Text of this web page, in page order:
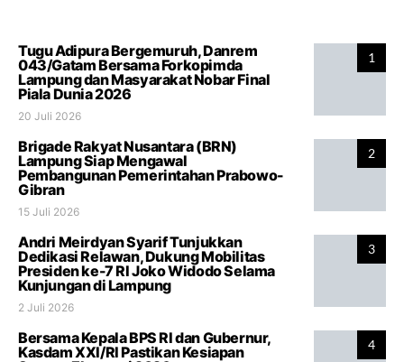
1
Tugu Adipura Bergemuruh, Danrem
043/Gatam Bersama Forkopimda
Lampung dan Masyarakat Nobar Final
Piala Dunia 2026
20 Juli 2026
2
Brigade Rakyat Nusantara (BRN)
Lampung Siap Mengawal
Pembangunan Pemerintahan Prabowo-
Gibran
15 Juli 2026
3
Andri Meirdyan Syarif Tunjukkan
Dedikasi Relawan, Dukung Mobilitas
Presiden ke-7 RI Joko Widodo Selama
Kunjungan di Lampung
2 Juli 2026
4
Bersama Kepala BPS RI dan Gubernur,
Kasdam XXI/RI Pastikan Kesiapan